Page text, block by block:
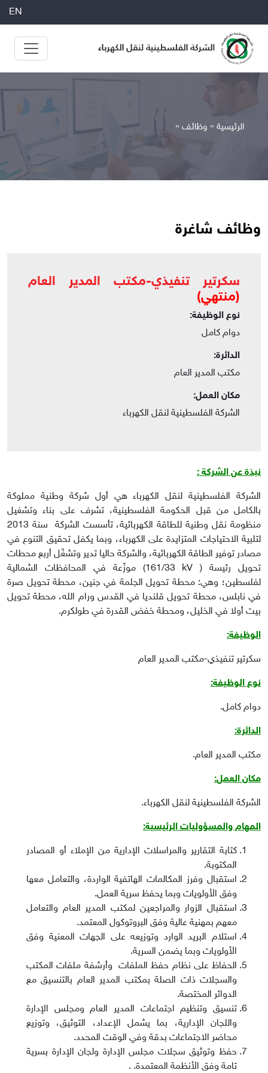
EN
الرئيسية » وظائف »
وظائف شاغرة
سكرتير تنفيذي-مكتب المدير العام
(منتهي)
نوع الوظيفة:
دوام كامل
الدائرة:
مكتب المدير العام
مكان العمل:
الشركة الفلسطينية لنقل الكهرباء
نبذة عن الشركة:
الشركة الفلسطينية لنقل الكهرباء هي أول شركة وطنية مملوكة
بالكامل من قبل الحكومة الفلسطينية، تشرف على بناء وتشغيل
منظومة نقل وطنية للطاقة الكهربائية، تأسست الشركة سنة 2013
لتلبية الاحتياجات المتزايدة على الكهرباء، وبما يكفل تحقيق التنوع في
مصادر توفير الطاقة الكهربائية، والشركة حاليا تدير وتشغّل أربع محطات
تحويل رئيسة(161/33 kV )موزّعة في المحافظات الشمالية
لفلسطين؛ وهي: محطة تحويل الجلمة في جنين، محطة تحويل صرة
في نابلس، محطة تحويل قلنديا في القدس ورام الله، محطة تحويل
بيت أولا في الخليل، ومحطة خفض القدرة في طولكرم.
الوظيفة:
سكرتير تنفيذي-مكتب المدير العام
نوع الوظيفة:
دوام كامل.
الدائرة:
مكتب المدير العام.
مكان العمل:
الشركة الفلسطينية لنقل الكهرباء.
المهام والمسؤوليات الرئيسية:
كتابة التقارير والمراسلات الإدارية من الإملاء أو المصادر
المكتوبة.
استقبال وفرز المكالمات الهاتفية الواردة، والتعامل معها
وفق الأولويات وبما يحفظ سرية العمل.
استقبال الزوار والمراجعين لمكتب المدير العام والتعامل
معهم بمهنية عالية وفق البروتوكول المعتمد.
استلام البريد الوارد وتوزيعه على الجهات المعنية وفق
الأولويات وبما يضمن السرية.
الحفاظ على نظام حفظ الملفات وأرشفة ملفات المكتب
والسجلات ذات الصلة بمكتب المدير العام بالتنسيق مع
الدوائر المختصة.
تنسيق وتنظيم اجتماعات المدير العام ومجلس الإدارة
واللجان الإدارية، بما يشمل الإعداد، التوثيق، وتوزيع
محاضر الاجتماعات بدقة وفي الوقت المحدد.
حفظ وتوثيق سجلات مجلس الإدارة ولجان الإدارة بسرية
تامة وفق الأنظمة المعتمدة. .